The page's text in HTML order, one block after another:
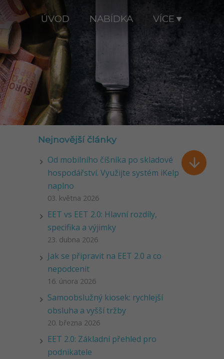
ÚVOD NABÍDKA VÍCE

Nejnovější články
Od mobilního číšníka po skladové
hospodářství. Využijte systém iKelp
naplno
03. května 2026
EET vs EET 2.0: Hlavní rozdíly,
specifika a výjimky
23. dubna 2026
Jak se připravit na EET 2.0 a co
nepodcenit
16. února 2026
Samoobslužný kiosek: rychlejší
obsluha a vyšší tržby
20. března 2026
EET 2.0: Základní přehled pro
podnikatele